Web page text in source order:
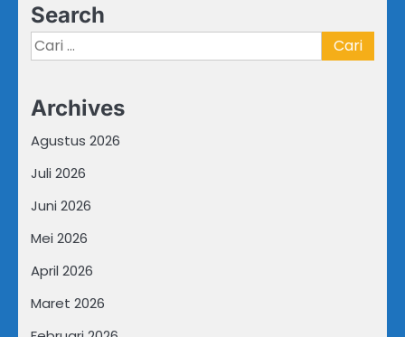
Search
Cari
untuk:
Archives
Agustus 2026
Juli 2026
Juni 2026
Mei 2026
April 2026
Maret 2026